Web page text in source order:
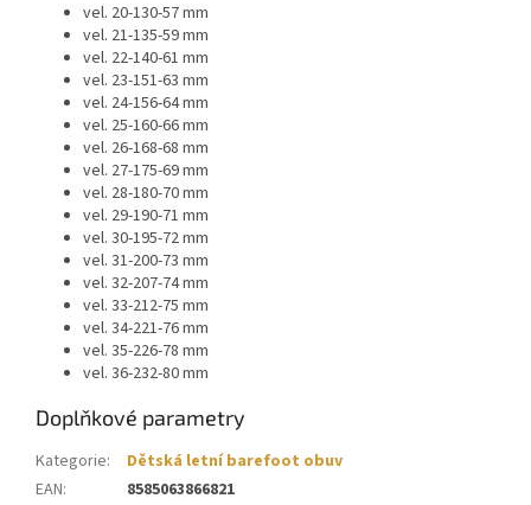
vel. 20-130-57 mm
vel. 21-135-59 mm
vel. 22-140-61 mm
vel. 23-151-63 mm
vel. 24-156-64 mm
vel. 25-160-66 mm
vel. 26-168-68 mm
vel. 27-175-69 mm
vel. 28-180-70 mm
vel. 29-190-71 mm
vel. 30-195-72 mm
vel. 31-200-73 mm
vel. 32-207-74 mm
vel. 33-212-75 mm
vel. 34-221-76 mm
vel. 35-226-78 mm
vel. 36-232-80 mm
Doplňkové parametry
Kategorie:
Dětská letní barefoot obuv
EAN:
8585063866821